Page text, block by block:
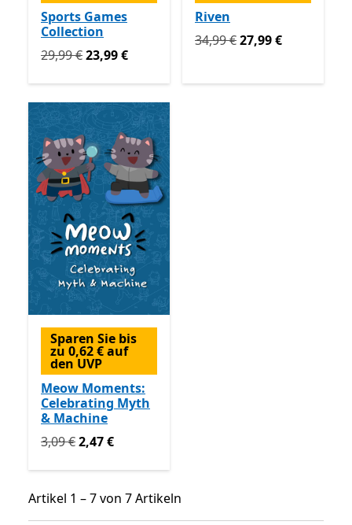
Sports Games
Collection
Ursprünglich 29,99 € jetzt 23,99 €
29,99 €23,99 €
Riven
Ursprünglich 34,99 € jetzt
34,99 €27,99 €
Sparen Sie bis
zu 0,62 € auf
den UVP
Meow Moments:
Celebrating Myth
& Machine
Ursprünglich 3,09 € jetzt 2,47 €
3,09 €2,47 €
Artikel 1 – 7 von 7 Artikeln
Artikel 1 – 7 von 7 Artikeln